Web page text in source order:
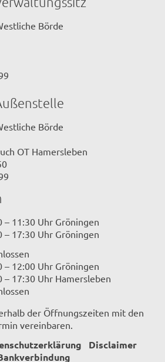
Börde
Börde
OT Hamersleben
– 11:30 Uhr Gröningen
– 17:30 Uhr Gröningen
– 12:00 Uhr Gröningen
– 17:30 Uhr Hamersleben
der Öffnungszeiten mit den
vereinbaren.
Disclaimer